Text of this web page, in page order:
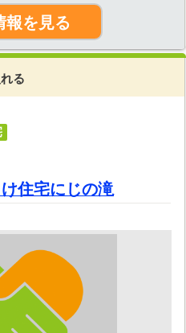
報を見る
る
住宅にじの滝